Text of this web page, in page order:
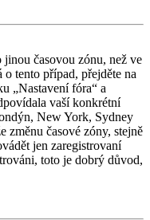
jinou časovou zónu, než ve
o tento případ, přejděte na
„Nastavení fóra“ a
vaší konkrétní
New York, Sydney
změnu časové zóny, stejně
jen zaregistrovaní
toto je dobrý důvod,